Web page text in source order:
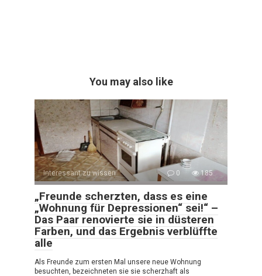
You may also like
Interessant zu wissen 0 185
„Freunde scherzten, dass es eine
„Wohnung für Depressionen“ sei!“ –
Das Paar renovierte sie in düsteren
Farben, und das Ergebnis verblüffte
alle
Als Freunde zum ersten Mal unsere neue Wohnung
besuchten, bezeichneten sie sie scherzhaft als